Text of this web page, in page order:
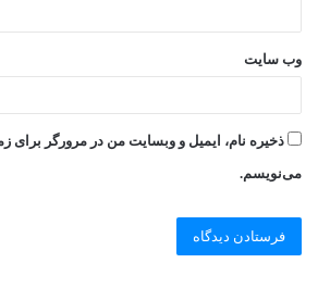
وب‌ سایت
ذخیره نام، ایمیل و وبسایت من در مرورگر برای
می‌نویسم.